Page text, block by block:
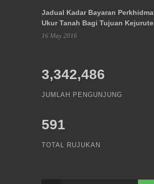
Jadual Kadar Bayaran
Ukur Tanah Bagi Tujuan
16 May 2016
3,342,486
JUMLAH PENGUNJUNG
591
TOTAL RUJUKAN